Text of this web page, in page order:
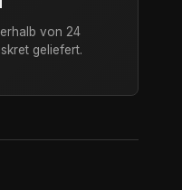
von 24
geliefert.